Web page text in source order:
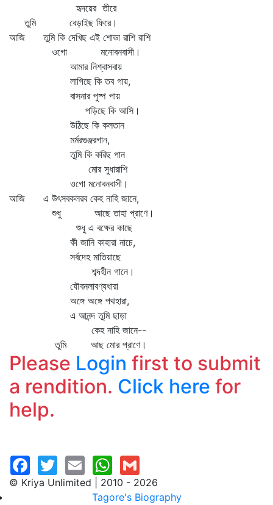
হৃদয়ের তীরে
তুমি বেড়াইছ ফিরে।
আজি তুমি কি দেখিছ এই শোভা রাশি রাশি
ওগো মনোবনবাসী।
আমার নিশ্বাসবায়
লাগিছে কি তব গায়,
বাসনার পুষ্প পায়
পড়িছে কি আসি।
উঠিছে কি কলতান
মর্মরগুঞ্জরগান,
তুমি কি করিছ পান
মোর সুধারাশি
ওগো মনোবনবাসী।
আজি এ উৎসবকলরব কেহ নাহি জানে,
শুধু আছে তাহা প্রাণে।
শুধু এ বক্ষের কাছে
কী জানি কাহারা নাচে,
সর্বদেহ মাতিয়াছে
শব্দহীন গানে।
যৌবনলাবণ্যধারা
অঙ্গে অঙ্গে পথহারা,
এ আনন্দ তুমি ছাড়া
কেহ নাহি জানে--
তুমি আছ মোর প্রাণে।
Please Login first to submit
a rendition. Click here for
help.
© Kriya Unlimited | 2010 - 2026
Tagore's Biography